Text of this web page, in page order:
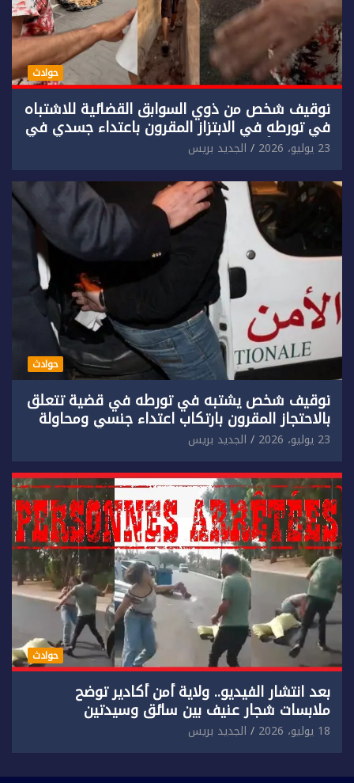
حوادث
توقيف شخص من ذوي السوابق القضائية للاشتباه
في تورطه في الابتزاز المقرون باعتداء جسدي في
حق سائح أجنبي.
23 يوليو، 2026 الجديد بريس
حوادث
توقيف شخص يشتبه في تورطه في قضية تتعلق
بالاحتجاز المقرون بارتكاب اعتداء جنسي ومحاولة
إضرام النار عمدا.
23 يوليو، 2026 الجديد بريس
حوادث
بعد انتشار الفيديو.. ولاية أمن أكادير توضح
ملابسات شجار عنيف بين سائق وسيدتين
18 يوليو، 2026 الجديد بريس